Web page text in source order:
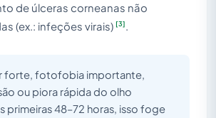
de úlceras corneanas não
(ex.: infeções virais) [3]
forte, fotofobia importante,
ou piora rápida do olho
primeiras 48–72 horas, isso foge